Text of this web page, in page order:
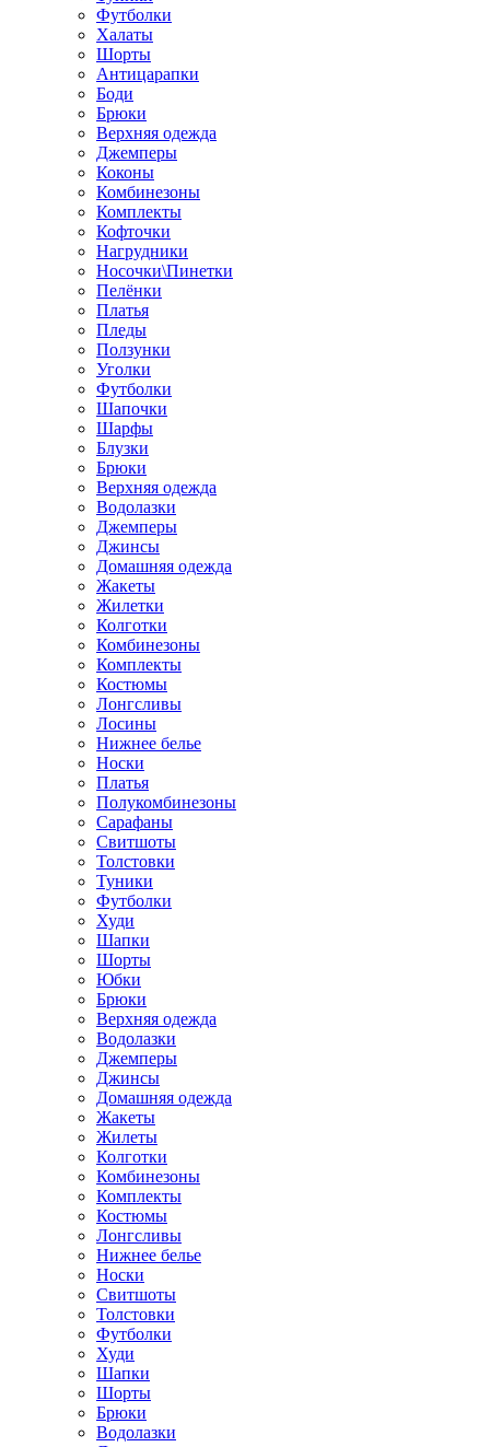
Футболки
Халаты
Шорты
Антицарапки
Боди
Брюки
Верхняя одежда
Джемперы
Коконы
Комбинезоны
Комплекты
Кофточки
Нагрудники
Носочки\Пинетки
Пелёнки
Платья
Пледы
Ползунки
Уголки
Футболки
Шапочки
Шарфы
Блузки
Брюки
Верхняя одежда
Водолазки
Джемперы
Джинсы
Домашняя одежда
Жакеты
Жилетки
Колготки
Комбинезоны
Комплекты
Костюмы
Лонгсливы
Лосины
Нижнее белье
Носки
Платья
Полукомбинезоны
Сарафаны
Свитшоты
Толстовки
Туники
Футболки
Худи
Шапки
Шорты
Юбки
Брюки
Верхняя одежда
Водолазки
Джемперы
Джинсы
Домашняя одежда
Жакеты
Жилеты
Колготки
Комбинезоны
Комплекты
Костюмы
Лонгсливы
Нижнее белье
Носки
Свитшоты
Толстовки
Футболки
Худи
Шапки
Шорты
Брюки
Водолазки